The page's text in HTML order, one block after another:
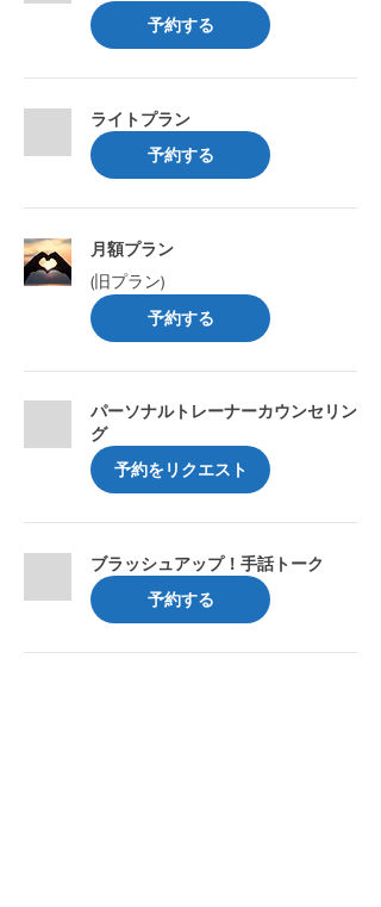
予約する
ライトプラン
予約する
月額プラン
(旧プラン)
予約する
パーソナルトレーナーカウンセリン
グ
予約をリクエスト
ブラッシュアップ！手話トーク
予約する